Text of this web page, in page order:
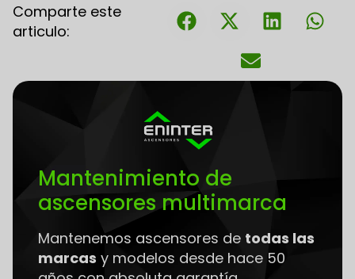
Comparte este
articulo:
Mantenimiento de
ascensores multimarca
Mantenemos ascensores de todas las
marcas y modelos desde hace 50